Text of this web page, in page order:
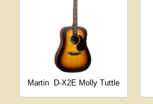
Martin D-X2E Molly Tuttle